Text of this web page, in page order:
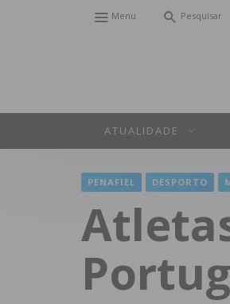
Menu Pesquisar
ATUALIDADE
PENAFIEL DESPORTO